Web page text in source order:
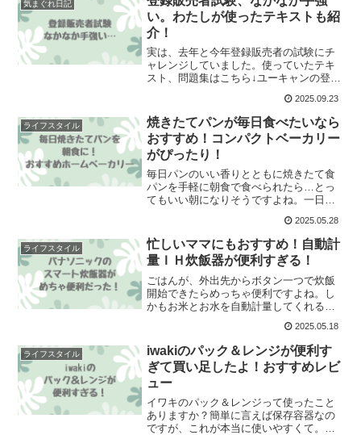
めっちゃいい商品見つけた
気まぐれ日記
い。わたしが使ったテキストも紹
介！
実は、去年と今年登録販売者の試験にチ
ャレンジしていました。使っていたテキ
スト、問題集はこちら↓ユーキャンの登録
5版Amazon楽天調剤薬局で働いてるし、
ＯＴＣの担当やし取ってみようかという
軽い気持ちで
2025.09.23
ライフスタイル
焼きたてパンが毎日食べたいなら
おすすめ！コンパクトベーカリー
がぴったり！
毎日パンのいい香りとともに焼きたて食
パンを手軽に朝食で食べられたら…とっ
てもいい朝になりそうですよね。一日を
が手に入ります☆それがこちら！パナソ
ニック コンパクトベーカリーSD-CB1商
品のポイントホーム
2025.05.28
ライフスタイル
忙しいママにもおすすめ！自動計
量ＩＨ炊飯器が便利すぎる！
ごはんが、外出先からボタン一つで炊飯
開始できたらめっちゃ便利ですよね。し
かもお米とお水を自動計量してくれるか
んな炊飯器を見つけました★それがこち
ら！パナソニック 自動計量ＩＨ炊飯
器 SR-AX1最近流行り
2025.05.18
ライフスタイル
iwakiのパック＆レンジが便利す
ぎて買い足したよ！おすすめレビ
ュー
イワキのパック＆レンジって使ったこと
ありますか？簡単に言えば保存容器なの
ですが、これが本当に使いやすくて。初